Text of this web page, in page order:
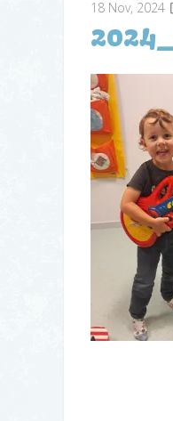
18 Nov, 2024